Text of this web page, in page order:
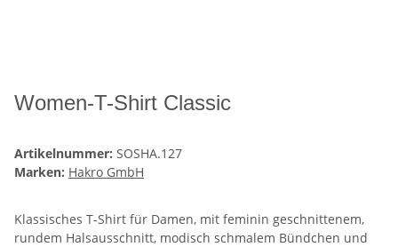
Women-T-Shirt Classic
Artikelnummer: SOSHA.127
Marken: Hakro GmbH
Klassisches T-Shirt für Damen, mit feminin geschnittenem,
rundem Halsausschnitt, modisch schmalem Bündchen und